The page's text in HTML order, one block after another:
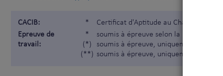
CACIB: *
Certificat d'Aptitude au Championnat
Epreuve de
travail:
*
(*)
(**)
soumis à épreuve selon la
soumis à épreuve, uniquement pour
soumis à épreuve, uniquement pour